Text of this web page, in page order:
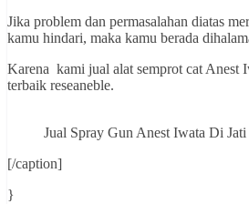
Jika problem dan permasalahan diatas
kamu hindari, maka kamu berada
Karena kami jual alat semprot cat Anest
terbaik reseaneble.
Jual Spray Gun Anest Iwata Di
[/caption]
}